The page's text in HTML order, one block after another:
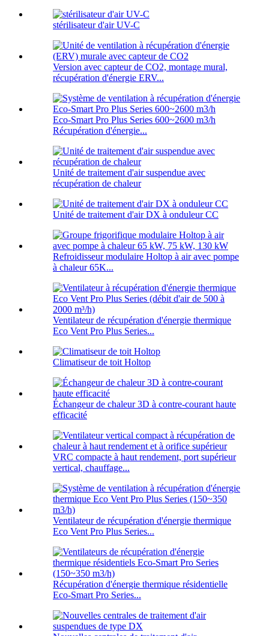
stérilisateur d'air UV-C
Version avec capteur de CO2, montage mural,
récupération d'énergie ERV...
Eco-Smart Pro Plus Series 600~2600 m3/h
Récupération d'énergie...
Unité de traitement d'air suspendue avec
récupération de chaleur
Unité de traitement d'air DX à onduleur CC
Refroidisseur modulaire Holtop à air avec pompe
à chaleur 65K...
Ventilateur de récupération d'énergie thermique
Eco Vent Pro Plus Series...
Climatiseur de toit Holtop
Échangeur de chaleur 3D à contre-courant haute
efficacité
VRC compacte à haut rendement, port supérieur
vertical, chauffage...
Ventilateur de récupération d'énergie thermique
Eco Vent Pro Plus Series...
Récupération d'énergie thermique résidentielle
Eco-Smart Pro Series...